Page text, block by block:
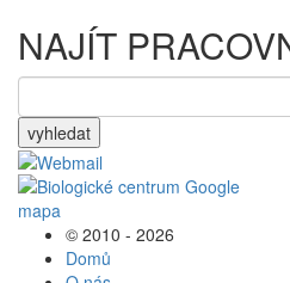
NAJÍT
vyhledat
© 2010 - 2026
Domů